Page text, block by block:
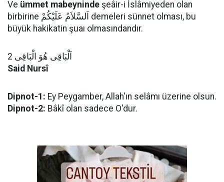
Ve ümmet mabeyninde şeâir-i İslâmiyeden olan
birbirine اَلسَّلاَمُ عَلَيْكُمْ demeleri sünnet olması, bu
büyük hakikatin şuaı olmasındandır.
اَلْبَاقِى هُوَ الْبَاقِى 2
Said Nursî
Dipnot-1: Ey Peygamber, Allah'ın selâmı üzerine olsun.
Dipnot-2: Bâkî olan sadece O'dur.